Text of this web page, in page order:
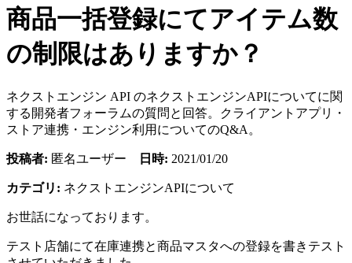
商品一括登録にてアイテム数
の制限はありますか？
ネクストエンジン API のネクストエンジンAPIについてに関
する開発者フォーラムの質問と回答。クライアントアプリ・
ストア連携・エンジン利用についてのQ&A。
投稿者: 匿名ユーザー 日時: 2021/01/20
カテゴリ: ネクストエンジンAPIについて
お世話になっております。
テスト店舗にて在庫連携と商品マスタへの登録を書きテスト